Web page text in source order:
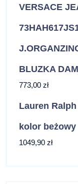
VERSACE
BLUZKA
773,00 zł
Lauren
kolor beżowy
1049,90 zł